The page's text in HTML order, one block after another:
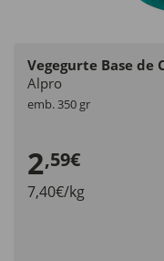
Vegegurte Base de
Alpro
emb. 350 gr
2,59€
7,40€/kg